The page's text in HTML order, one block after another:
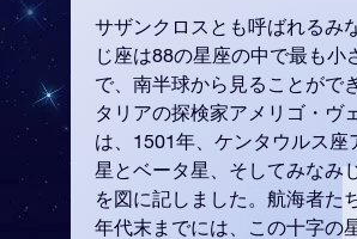
サザンクロスとも呼ばれるみ
じ座は88の星座の中で最も小
で、南半球から見ることがで
タリアの探検家アメリゴ・ヴ
は、1501年、ケンタウルス座
星とベータ星、そしてみなみ
を図に記しました。航海者た
年代末までには、この十字の